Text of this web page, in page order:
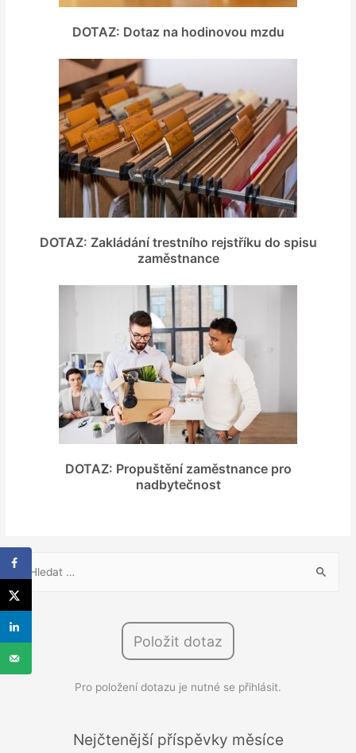
DOTAZ: Dotaz na hodinovou mzdu
DOTAZ: Zakládání trestního rejstříku do spisu
zaměstnance
DOTAZ: Propuštění zaměstnance pro
nadbytečnost
V
y
h
l
Položit dotaz
Pro položení dotazu je nutné se přihlásit.
Nejčtenější příspěvky měsíce